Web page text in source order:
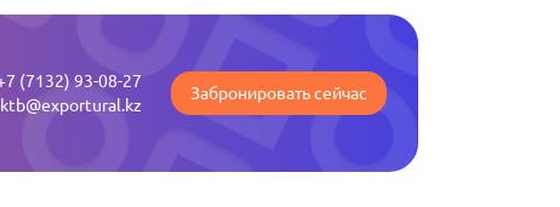
(7132) 93-08-27
Забронировать сейчас